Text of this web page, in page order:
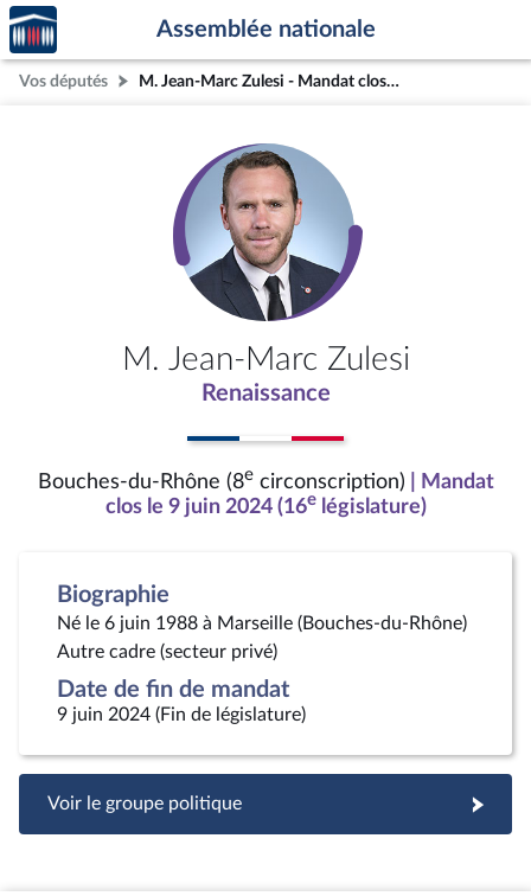
Aller au contenu
Aller en bas de la page
Accèder
à la
page
d'accueil
Assemblée nationale
Vos députés M. Jean-Marc Zulesi - Mandat clos - Bouches-du-Rhône (8e circonscription)
M. Jean-Marc Zulesi
Renaissance
Bouches-du-Rhône (8ecirconscription)
| Mandat
clos le 9 juin 2024 (16elégislature)
Biographie
Né le 6 juin 1988 à Marseille (Bouches-du-Rhône)
Autre cadre (secteur privé)
Date de fin de mandat
9 juin 2024 (Fin de législature)
Voir le groupe politique